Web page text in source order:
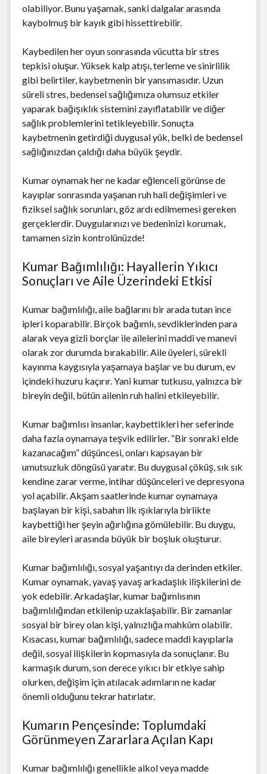
olabiliyor. Bunu yaşamak, sanki dalgalar arasında
kaybolmuş bir kayık gibi hissettirebilir.
Kaybedilen her oyun sonrasında vücutta bir stres
tepkisi oluşur. Yüksek kalp atışı, terleme ve sinirlilik
gibi belirtiler, kaybetmenin bir yansımasıdır. Uzun
süreli stres, bedensel sağlığımıza olumsuz etkiler
yaparak bağışıklık sistemini zayıflatabilir ve diğer
sağlık problemlerini tetikleyebilir. Sonuçta
kaybetmenin getirdiği duygusal yük, belki de bedensel
sağlığınızdan çaldığı daha büyük şeydir.
Kumar oynamak her ne kadar eğlenceli görünse de
kayıplar sonrasında yaşanan ruh hali değişimleri ve
fiziksel sağlık sorunları, göz ardı edilmemesi gereken
gerçeklerdir. Duygularınızı ve bedeninizi korumak,
tamamen sizin kontrolünüzde!
Kumar Bağımlılığı: Hayallerin Yıkıcı
Sonuçları ve Aile Üzerindeki Etkisi
Kumar bağımlılığı, aile bağlarını bir arada tutan ince
ipleri koparabilir. Birçok bağımlı, sevdiklerinden para
alarak veya gizli borçlar ile ailelerini maddi ve manevi
olarak zor durumda bırakabilir. Aile üyeleri, sürekli
kayınma kaygısıyla yaşamaya başlar ve bu durum, ev
içindeki huzuru kaçırır. Yani kumar tutkusu, yalnızca bir
bireyin değil, bütün ailenin ruh halini etkileyebilir.
Kumar bağımlısı insanlar, kaybettikleri her seferinde
daha fazla oynamaya teşvik edilirler. “Bir sonraki elde
kazanacağım” düşüncesi, onları kapsayan bir
umutsuzluk döngüsü yaratır. Bu duygusal çöküş, sık sık
kendine zarar verme, intihar düşünceleri ve depresyona
yol açabilir. Akşam saatlerinde kumar oynamaya
başlayan bir kişi, sabahın ilk ışıklarıyla birlikte
kaybettiği her şeyin ağırlığına gömülebilir. Bu duygu,
aile bireyleri arasında büyük bir boşluk oluşturur.
Kumar bağımlılığı, sosyal yaşantıyı da derinden etkiler.
Kumar oynamak, yavaş yavaş arkadaşlık ilişkilerini de
yok edebilir. Arkadaşlar, kumar bağımlısının
bağımlılığından etkilenip uzaklaşabilir. Bir zamanlar
sosyal bir birey olan kişi, yalnızlığa mahkûm olabilir.
Kısacası, kumar bağımlılığı, sadece maddi kayıplarla
değil, sosyal ilişkilerin kopmasıyla da sonuçlanır. Bu
karmaşık durum, son derece yıkıcı bir etkiye sahip
olurken, değişim için atılacak adımların ne kadar
önemli olduğunu tekrar hatırlatır.
Kumarın Pençesinde: Toplumdaki
Görünmeyen Zararlara Açılan Kapı
Kumar bağımlılığı genellikle alkol veya madde